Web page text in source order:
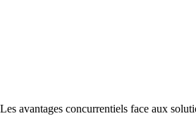
Les avantages concurrentiels face aux